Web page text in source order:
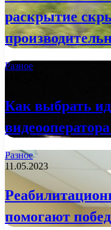
раскрытие
Разное
Как выбрать
Разное
11.05.2023
помогают